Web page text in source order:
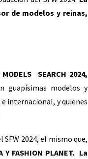
de modelos y reinas,
MODELS SEARCH 2024,
guapísimas modelos y
internacional, y quienes
2024, el mismo que,
FASHION PLANET. La